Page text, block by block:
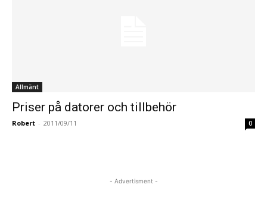
Allmänt
Priser på datorer och tillbehör
Robert - 2011/09/11 0
- Advertisment -